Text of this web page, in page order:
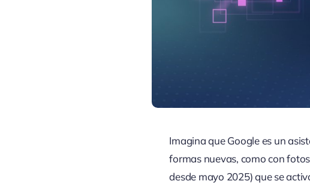
Imagina que Google es un
formas nuevas, como con
desde mayo 2025) que se